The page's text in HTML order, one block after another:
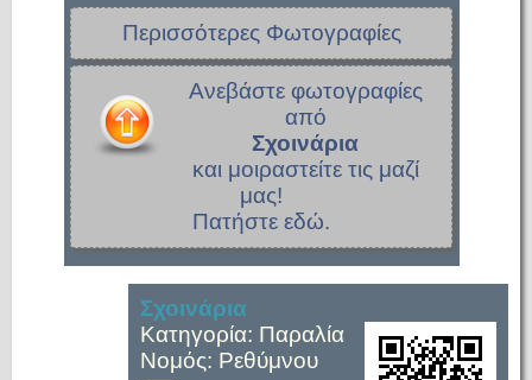
Περισσότερες Φωτογραφίες
Ανεβάστε φωτογραφίες
από
Σχοινάρια
και μοιραστείτε τις μαζί
μας!
Πατήστε εδώ.
Σχοινάρια
Κατηγορία: Παραλία
Νομός: Ρεθύμνου